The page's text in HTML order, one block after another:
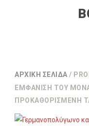
ΑΡΧΙΚΉ ΣΕΛΊΔΑ /
ΕΜΦΆΝΙΣΗ ΤΟΥ
ΠΡΟΚΑΘΟΡΙΣΜΈΝΗ